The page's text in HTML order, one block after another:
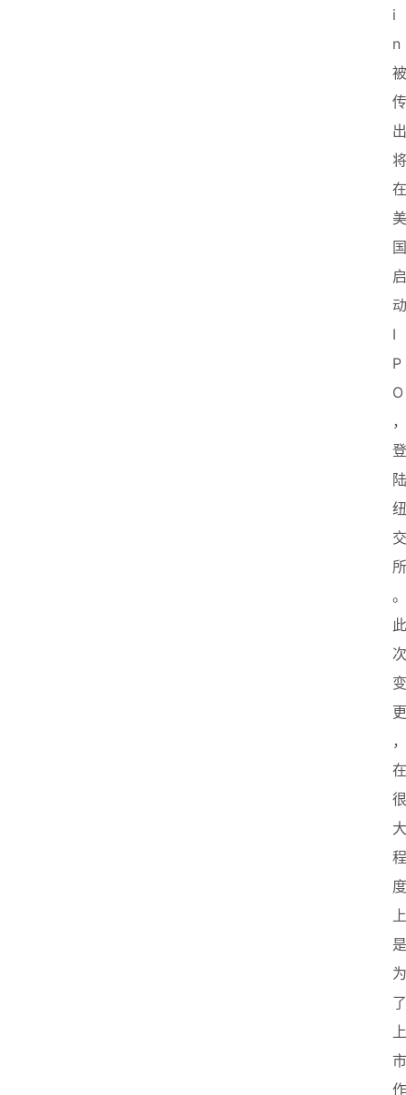
i
n
被
传
出
将
在
美
国
启
动
I
P
O
，
登
陆
纽
交
所
。
此
次
变
更
，
在
很
大
程
度
上
是
为
了
上
市
作